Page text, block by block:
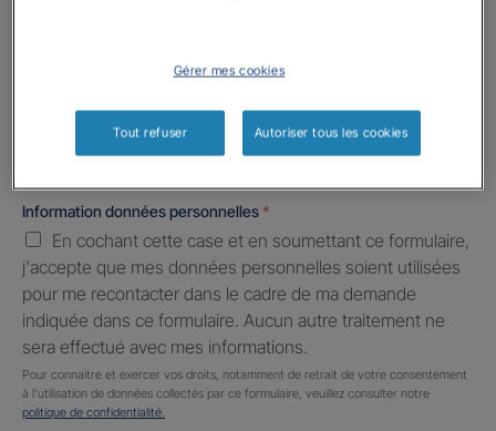
Information données personnelles *
En cochant cette case et en soumettant ce formulaire,
j'accepte que mes données personnelles soient utilisées
pour me recontacter dans le cadre de ma demande
indiquée dans ce formulaire. Aucun autre traitement ne
sera effectué avec mes informations.
Pour connaitre et exercer vos droits, notamment de retrait de votre consentement
à l'utilisation de données collectés par ce formulaire, veuillez consulter notre
politique de confidentialité.
Gérer mes cookies
Tout refuser Autoriser tous les cookies